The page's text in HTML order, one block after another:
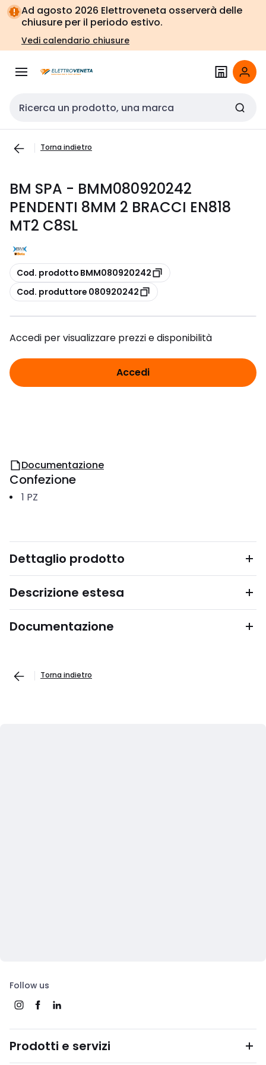
Vai alla
navigazione
Vai
alla
pagina
Ad agosto 2026 Elettroveneta osserverà delle
chiusure per il periodo estivo.
Vedi calendario chiusure
Cerca input
Torna indietro
BM SPA - BMM080920242
PENDENTI 8MM 2 BRACCI EN818
MT2 C8SL
copia
Cod. prodotto BMM080920242
copia
Cod. produttore 080920242
Accedi per visualizzare prezzi e disponibilità
Accedi
Documentazione
Confezione
1 PZ
Dettaglio prodotto
Descrizione estesa
Documentazione
Torna indietro
Follow us
Prodotti e servizi